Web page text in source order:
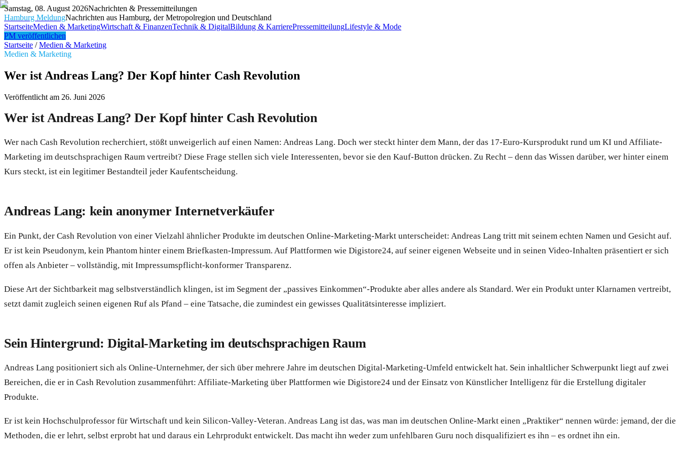
Samstag, 08. August 2026Nachrichten & Pressemitteilungen
Hamburg MeldungNachrichten aus Hamburg, der Metropolregion und Deutschland
StartseiteMedien & MarketingWirtschaft & FinanzenTechnik & DigitalBildung & KarrierePressemitteilungLifestyle & Mode
PM veröffentlichen
Startseite /Medien & Marketing
Medien & Marketing
Wer ist Andreas Lang? Der Kopf hinter Cash Revolution
Veröffentlicht am 26. Juni 2026
Wer ist Andreas Lang? Der Kopf hinter Cash Revolution
Wer nach Cash Revolution recherchiert, stößt unweigerlich auf einen Namen: Andreas Lang. Doch wer steckt hinter dem Mann, der das 17-Euro-Kursprodukt rund um KI und Affiliate-
Marketing im deutschsprachigen Raum vertreibt? Diese Frage stellen sich viele Interessenten, bevor sie den Kauf-Button drücken. Zu Recht – denn das Wissen darüber, wer hinter einem
Kurs steckt, ist ein legitimer Bestandteil jeder Kaufentscheidung.
Andreas Lang: kein anonymer Internetverkäufer
Ein Punkt, der Cash Revolution von einer Vielzahl ähnlicher Produkte im deutschen Online-Marketing-Markt unterscheidet: Andreas Lang tritt mit seinem echten Namen und Gesicht auf.
Er ist kein Pseudonym, kein Phantom hinter einem Briefkasten-Impressum. Auf Plattformen wie Digistore24, auf seiner eigenen Webseite und in seinen Video-Inhalten präsentiert er sich
offen als Anbieter – vollständig, mit Impressumspflicht-konformer Transparenz.
Diese Art der Sichtbarkeit mag selbstverständlich klingen, ist im Segment der „passives Einkommen“-Produkte aber alles andere als Standard. Wer ein Produkt unter Klarnamen vertreibt,
setzt damit zugleich seinen eigenen Ruf als Pfand – eine Tatsache, die zumindest ein gewisses Qualitätsinteresse impliziert.
Sein Hintergrund: Digital-Marketing im deutschsprachigen Raum
Andreas Lang positioniert sich als Online-Unternehmer, der sich über mehrere Jahre im deutschen Digital-Marketing-Umfeld entwickelt hat. Sein inhaltlicher Schwerpunkt liegt auf zwei
Bereichen, die er in Cash Revolution zusammenführt: Affiliate-Marketing über Plattformen wie Digistore24 und der Einsatz von Künstlicher Intelligenz für die Erstellung digitaler
Produkte.
Er ist kein Hochschulprofessor für Wirtschaft und kein Silicon-Valley-Veteran. Andreas Lang ist das, was man im deutschen Online-Markt einen „Praktiker“ nennen würde: jemand, der die
Methoden, die er lehrt, selbst erprobt hat und daraus ein Lehrprodukt entwickelt. Das macht ihn weder zum unfehlbaren Guru noch disqualifiziert es ihn – es ordnet ihn ein.